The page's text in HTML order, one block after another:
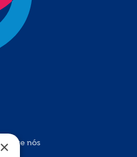
Sobre nós
×